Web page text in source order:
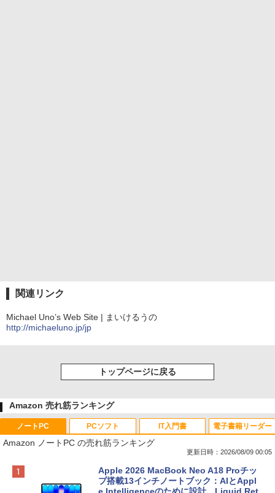
関連リンク
Michael Uno’s Web Site | まいけるうの
http://michaeluno.jp/jp
トップページに戻る
Amazon 売れ筋ランキング
ノートPC
Amazon ノートPC の売れ筋ランキング
更新日時：2026/08/09 00:05
Apple 2026 MacBook Neo A18 Proチッ
プ搭載13インチノートブック：AIとAppl
PCソフト IT入門書 電子書籍リーダー